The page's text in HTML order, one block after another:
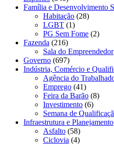
Família e Desenvolvimento
Habitação (28)
LGBT (1)
PG Sem Fome (2)
Fazenda (216)
Sala do Empreendedor
Governo (697)
Indústria, Comércio e
Agência do
Emprego (41)
Feira da Barão (8)
Investimento (6)
Semana de
Infraestrutura e Planejamento
Asfalto (58)
Ciclovia (4)